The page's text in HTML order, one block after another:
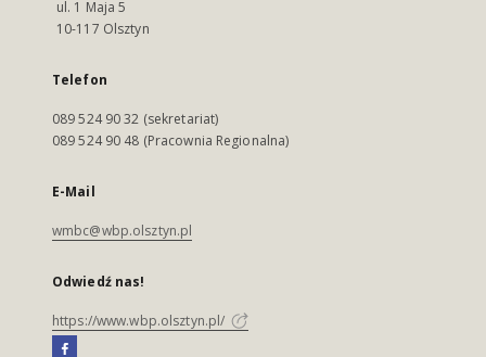
ul. 1 Maja 5
10-117 Olsztyn
Telefon
089 524 90 32 (sekretariat)
089 524 90 48 (Pracownia Regionalna)
E-Mail
wmbc@wbp.olsztyn.pl
Odwiedź nas!
https://www.wbp.olsztyn.pl/